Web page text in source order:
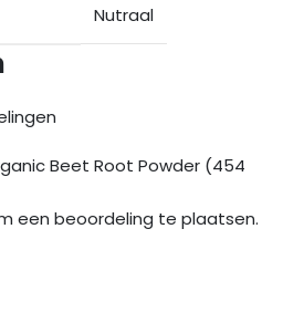
Nutraal
Beet Root Powder (454
een beoordeling te plaatsen.